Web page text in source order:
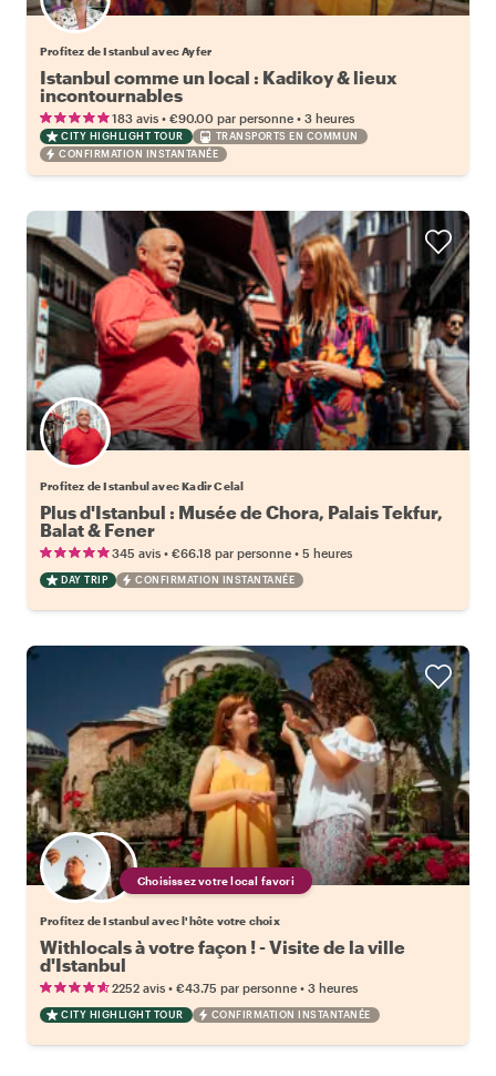
Profitez de Istanbul avec Ayfer
Istanbul comme un local : Kadikoy & lieux
incontournables
183 avis • €90.00 par personne • 3 heures
CITY HIGHLIGHT TOUR
TRANSPORTS EN COMMUN
CONFIRMATION INSTANTANÉE
Profitez de Istanbul avec Kadir Celal
Plus d'Istanbul : Musée de Chora, Palais Tekfur,
Balat & Fener
345 avis • €66.18 par personne • 5 heures
DAY TRIP CONFIRMATION INSTANTANÉE
Choisissez votre local favori
Profitez de Istanbul avec l'hôte votre choix
Withlocals à votre façon ! - Visite de la ville
d'Istanbul
2252 avis • €43.75 par personne • 3 heures
CITY HIGHLIGHT TOUR CONFIRMATION INSTANTANÉE